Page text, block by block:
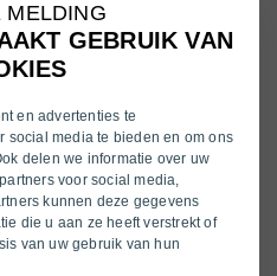
MELDING
GEBRUIK VAN
en advertenties te
social media te bieden en om ons
delen we informatie over uw
voor social media,
kunnen deze gegevens
die u aan ze heeft verstrekt of
van uw gebruik van hun